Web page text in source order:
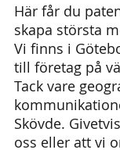
Här får du
skapa största
Vi finns i
till företag på
Tack vare
Skövde.
oss eller att vi